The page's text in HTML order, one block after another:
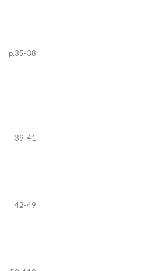
p.35-38
39-41
42-49